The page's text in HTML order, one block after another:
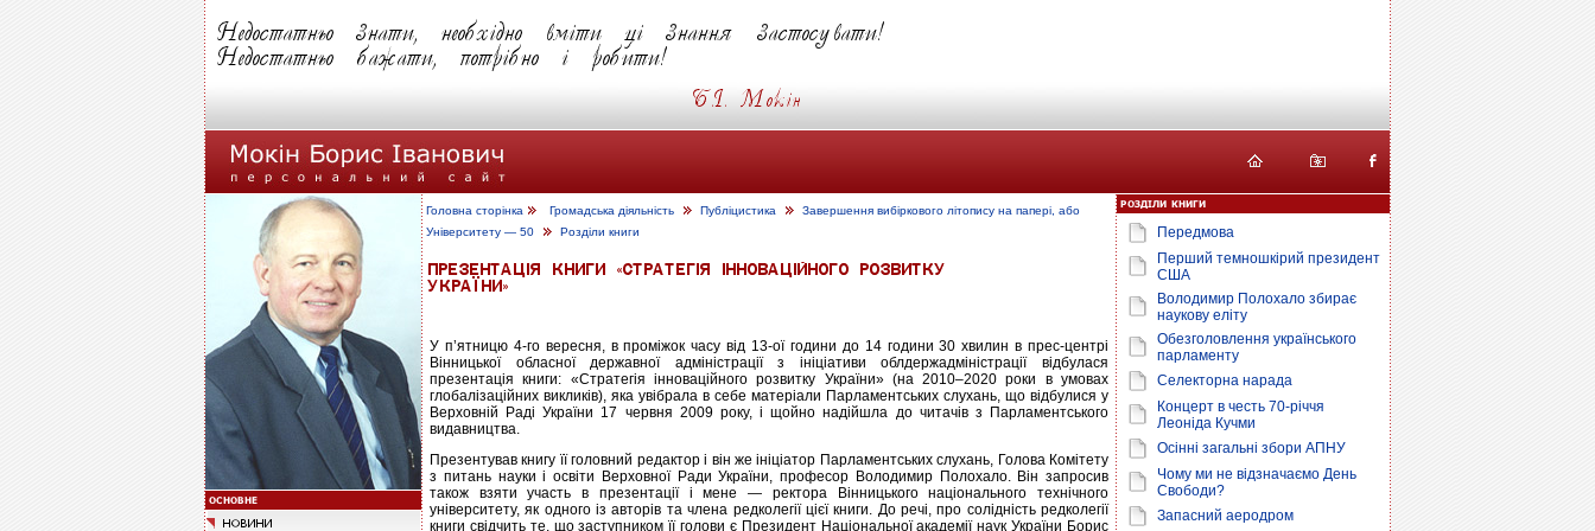
Головна сторінка Громадська діяльність Публіцистика
Завершення вибіркового літопису на папері, або
Університету — 50
Розділи книги
У п’ятницю 4-го вересня, в проміжок часу від 13-ої години до 14 години 30 хвилин в прес-центрі
Вінницької обласної державної адміністрації з ініціативи облдержадміністрації відбулася
презентація книги: «Стратегія інноваційного розвитку України» (на 2010–2020 роки в умовах
глобалізаційних викликів), яка увібрала в себе матеріали Парламентських слухань, що відбулися у
Верховній Раді України 17 червня 2009 року, і щойно надійшла до читачів з Парламентського
видавництва.
Презентував книгу її головний редактор і він же ініціатор Парламентських слухань, Голова Комітету
з питань науки і освіти Верховної Ради України, професор Володимир Полохало. Він запросив
також взяти участь в презентації і мене — ректора Вінницького національного технічного
університету, як одного із авторів та члена редколегії цієї книги. До речі, про солідність редколегії
книги свідчить те, що заступником її голови є Президент Національної академії наук України Борис
Передмова
Перший темношкірий президент
США
Володимир Полохало збирає
наукову еліту
Обезголовлення українського
парламенту
Селекторна нарада
Концерт в честь 70-річчя
Леоніда Кучми
Осінні загальні збори АПНУ
Чому ми не відзначаємо День
Свободи?
Запасний аеродром